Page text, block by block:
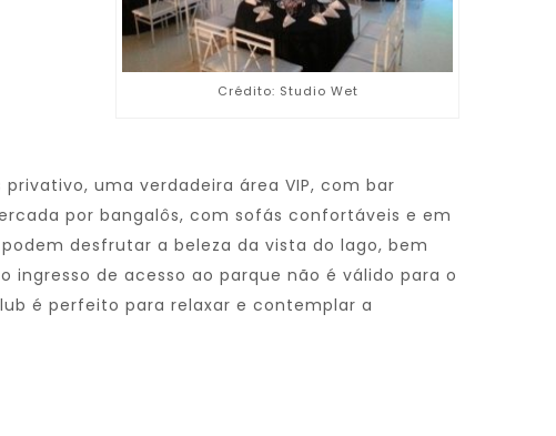
Crédito: Studio Wet
uma verdadeira área VIP, com bar
por bangalôs, com sofás confortáveis e em
desfrutar a beleza da vista do lago, bem
ingresso de acesso ao parque não é válido para o
é perfeito para relaxar e contemplar a